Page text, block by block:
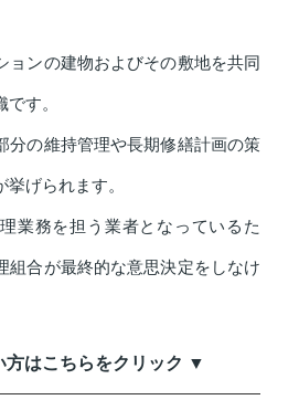
ョンの建物およびその敷地を共同
す。
分の維持管理や長期修繕計画の策
げられます。
業務を担う業者となっているた
組合が最終的な意思決定をしなけ
はこちらをクリック ▼